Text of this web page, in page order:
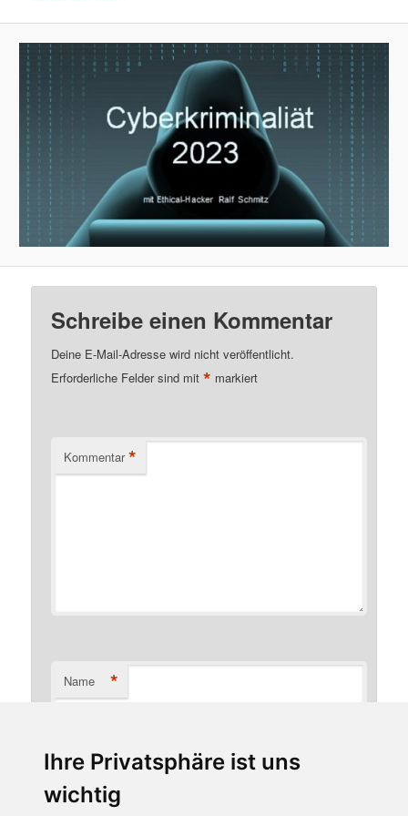
Ihre Privatsphäre ist uns
wichtig
Schreibe einen Kommentar
Deine E-Mail-Adresse wird nicht veröffentlicht.
Erforderliche Felder sind mit* markiert
Kommentar *
Name *
E-Mail-Adresse *